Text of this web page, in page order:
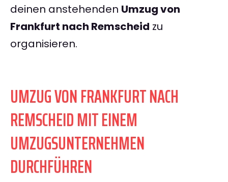
deinen anstehenden Umzug von
Frankfurt nach Remscheid zu
organisieren.
UMZUG VON FRANKFURT NACH
REMSCHEID MIT EINEM
UMZUGSUNTERNEHMEN
DURCHFÜHREN